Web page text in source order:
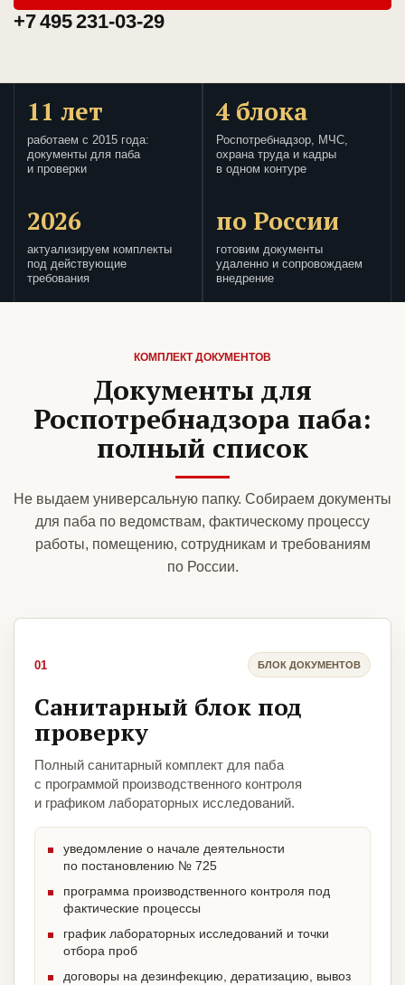
+7 495 231-03-29
11 лет
работаем с 2015 года:
документы для паба
и проверки
4 блока
Роспотребнадзор, МЧС,
охрана труда и кадры
в одном контуре
2026
актуализируем комплекты
под действующие
требования
по России
готовим документы
удаленно и сопровождаем
внедрение
КОМПЛЕКТ ДОКУМЕНТОВ
Документы для
Роспотребнадзора паба:
полный список
Не выдаем универсальную папку. Собираем документы
для паба по ведомствам, фактическому процессу
работы, помещению, сотрудникам и требованиям
по России.
01 БЛОК ДОКУМЕНТОВ
Санитарный блок под
проверку
Полный санитарный комплект для паба
с программой производственного контроля
и графиком лабораторных исследований.
уведомление о начале деятельности
по постановлению № 725
программа производственного контроля под
фактические процессы
график лабораторных исследований и точки
отбора проб
договоры на дезинфекцию, дератизацию, вывоз